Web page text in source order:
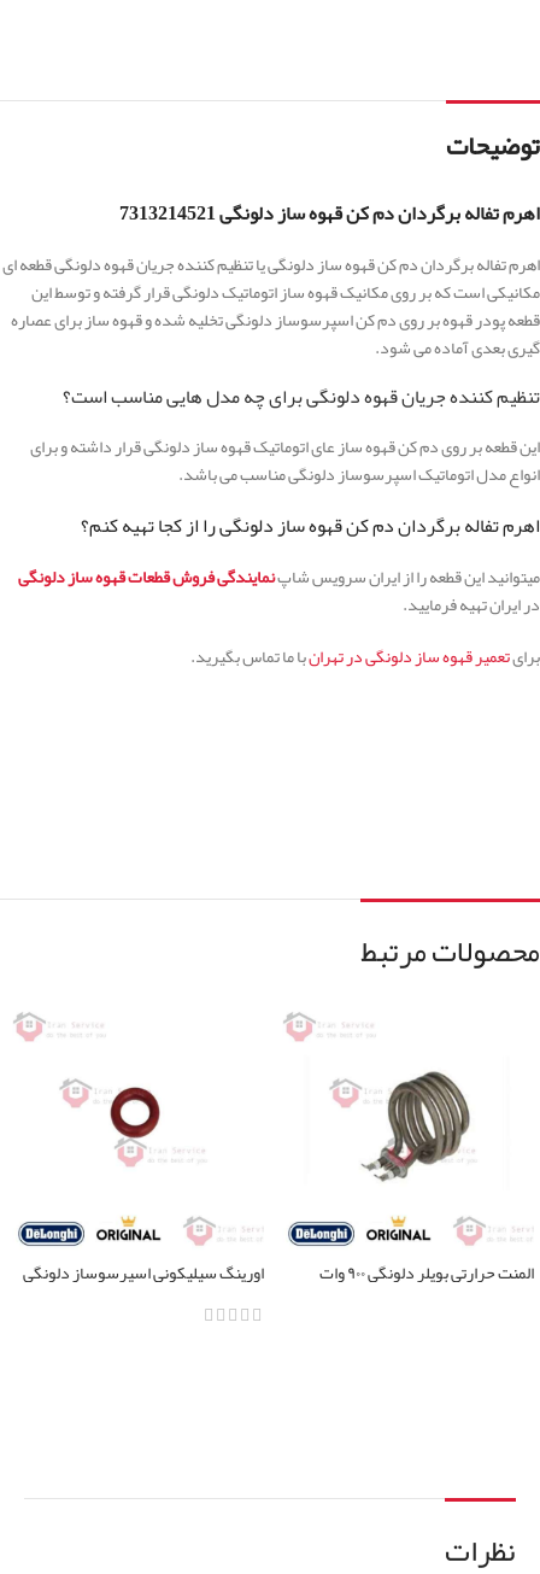
توضیحات
اهرم تفاله برگردان دم کن قهوه ساز دلونگی 7313214521
اهرم تفاله برگردان دم کن قهوه ساز دلونگی یا تنظیم کننده جریان قهوه دلونگی قطعه ای
مکانیکی است که بر روی مکانیک قهوه ساز اتوماتیک دلونگی قرار گرفته و توسط این
قطعه پودر قهوه بر روی دم کن اسپرسوساز دلونگی تخلیه شده و قهوه ساز برای عصاره
گیری بعدی آماده می شود.
تنظیم کننده جریان قهوه دلونگی برای چه مدل هایی مناسب است؟
این قطعه بر روی دم کن قهوه ساز عای اتوماتیک قهوه ساز دلونگی قرار داشته و برای
انواع مدل اتوماتیک اسپرسوساز دلونگی مناسب می باشد.
اهرم تفاله برگردان دم کن قهوه ساز دلونگی را از کجا تهیه کنم؟
میتوانید این قطعه را از ایران سرویس شاپنمایندگی فروش قطعات قهوه ساز دلونگی
در ایران تهیه فرمایید.
برایتعمیر قهوه ساز دلونگی در تهرانبا ما تماس بگیرید.
محصولات مرتبط
المنت حرارتی بویلر دلونگی ۹۰۰ وات
اورینگ سیلیکونی اسپرسوساز دلونگی
تمامی مدل ها
نظرات